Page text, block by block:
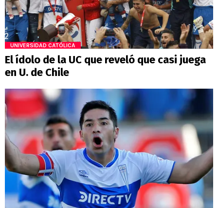
UNIVERSIDAD CATÓLICA
El ídolo de la UC que reveló que casi juega
en U. de Chile